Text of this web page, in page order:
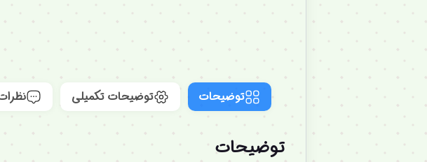
توضیحات توضیحات تکمیلی
توضیحات